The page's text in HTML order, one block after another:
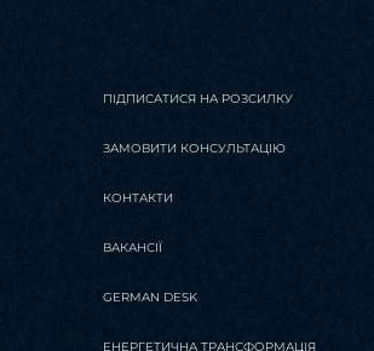
Partners￼
ПІДПИСАТИСЯ НА РОЗСИЛКУ
ЗАМОВИТИ КОНСУЛЬТАЦІЮ
КОНТАКТИ
ВАКАНСІЇ
GERMAN DESK
ЕНЕРГЕТИЧНА ТРАНСФОРМАЦІЯ